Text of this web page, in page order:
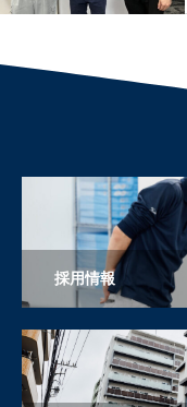
採用情報